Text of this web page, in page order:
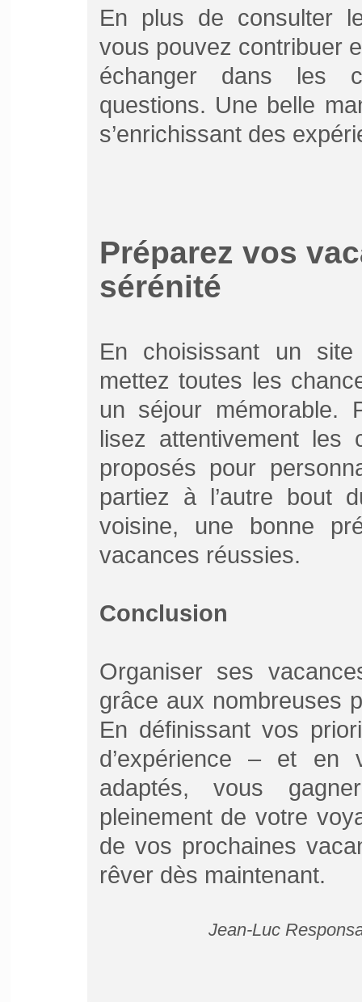
En plus de consulter
vous pouvez contribuer
échanger dans les
questions. Une belle
s’enrichissant des
Préparez vos
sérénité
En choisissant un
mettez toutes les
un séjour mémorable.
lisez attentivement les
proposés pour
partiez à l’autre bout
voisine, une bonne
vacances réussies.
Conclusion
Organiser ses
grâce aux nombreuses
En définissant vos
d’expérience – et en
adaptés, vous
pleinement de votre
de vos prochaines
rêver dès maintenant.
Jean-Luc